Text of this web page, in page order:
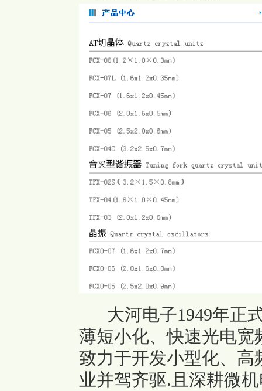
大河电子1949年正
薄短小化、快速光电
致力于开发小型化、
业并驾齐驱.且深耕微